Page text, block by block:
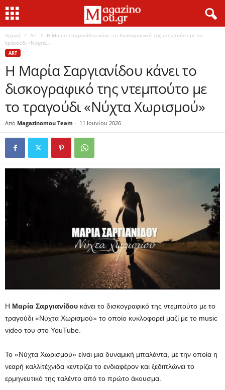
Αρχική Art
Η Μαρία Σαργιανίδου κάνει το δισκογραφικό της ντεμπούτο με το
τραγούδι «Νύχτα...
ART
Η Μαρία Σαργιανίδου κάνει το
δισκογραφικό της ντεμπούτο με
το τραγούδι «Νύχτα Χωρισμού»
Από Magazinomou Team - 11 Ιουνίου 2026
Η Μαρία Σαργιανίδου κάνει το δισκογραφικό της ντεμπούτο με το
τραγούδι «Νύχτα Χωρισμού» το οποίο κυκλοφορεί μαζί με το music
video του στο YouTube.
Το «Νύχτα Χωρισμού» είναι μια δυναμική μπαλάντα, με την οποία η
νεαρή καλλιτέχνιδα κεντρίζει το ενδιαφέρον και ξεδιπλώνει το
ερμηνευτικό της ταλέντο από το πρώτο άκουσμα.